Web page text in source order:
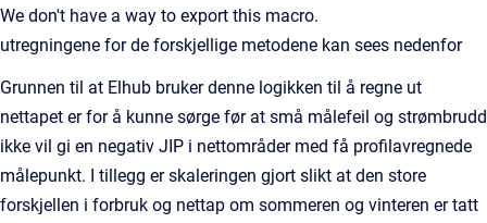
We don't have a way to export this macro.
utregningene for de forskjellige metodene kan sees nedenfor
Grunnen til at Elhub bruker denne logikken til å regne ut
nettapet er for å kunne sørge før at små målefeil og strømbrudd
ikke vil gi en negativ JIP i nettområder med få profilavregnede
målepunkt. I tillegg er skaleringen gjort slikt at den store
forskjellen i forbruk og nettap om sommeren og vinteren er tatt